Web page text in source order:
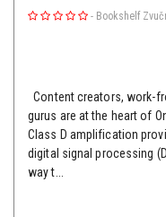
- Bookshelf
Content creators, work-
gurus are at the heart of
Class D amplification
digital signal processing
way t...